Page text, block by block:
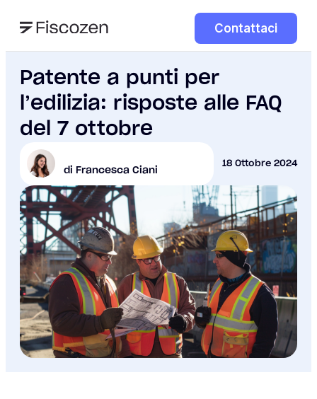
Contattaci
Patente a punti per
l’edilizia: risposte alle FAQ
del 7 ottobre
di Francesca Ciani
18 Ottobre 2024